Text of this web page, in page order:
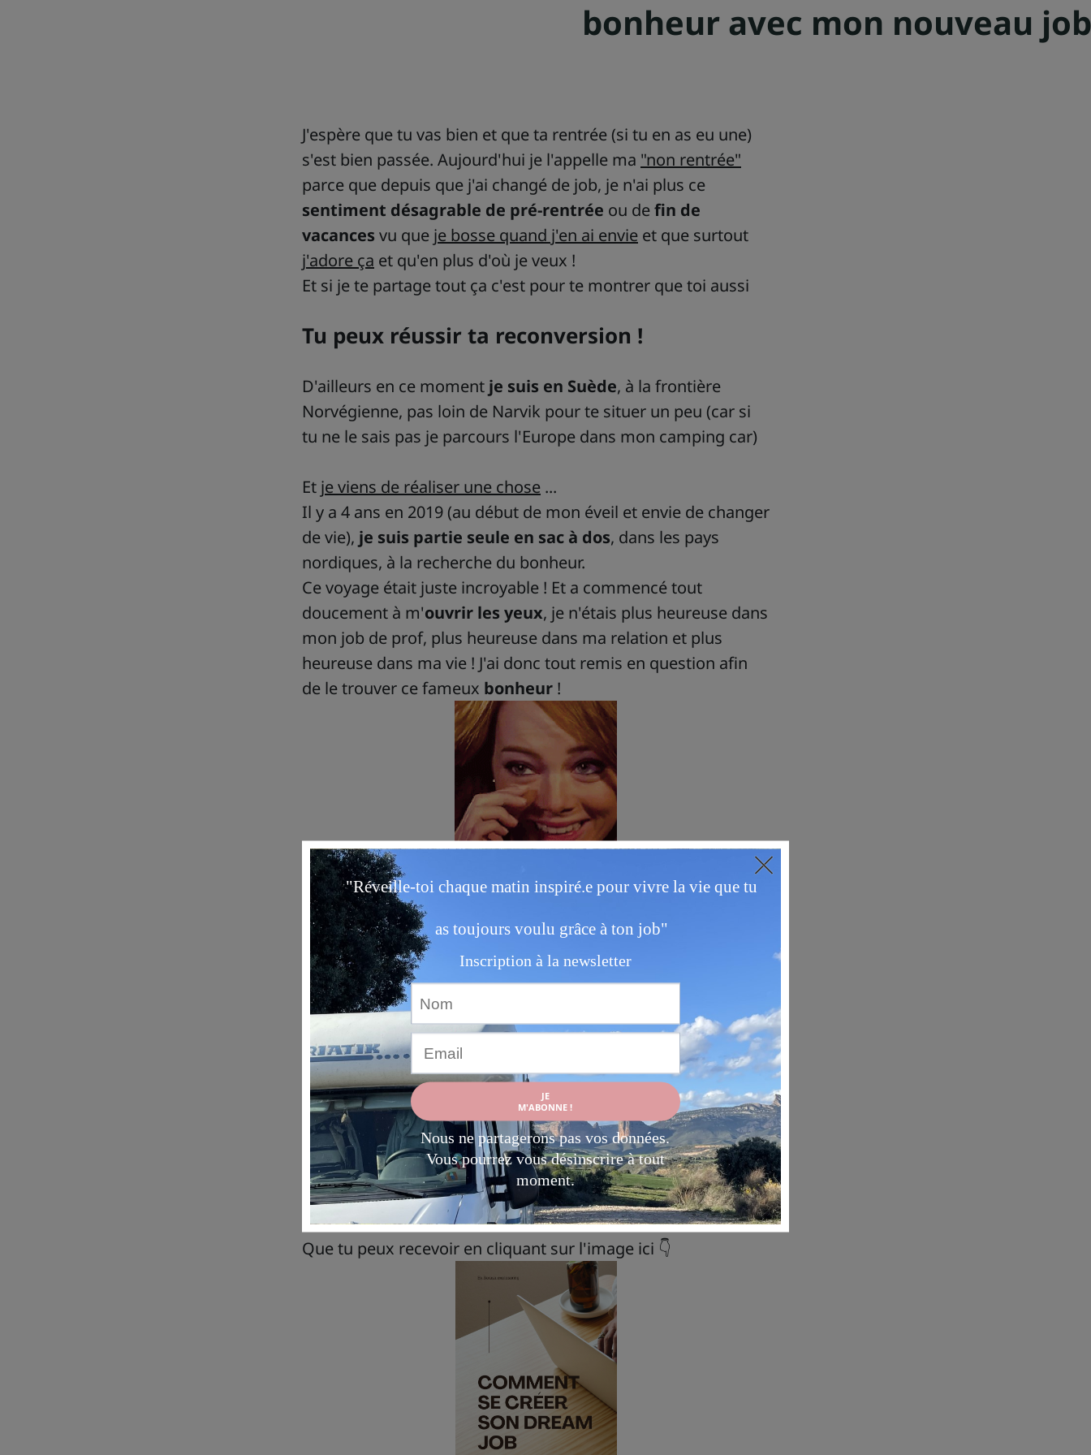
bonheur avec mon nouveau job
J'espère que tu vas bien et que ta rentrée (si tu en as eu une)
s'est bien passée. Aujourd'hui je l'appelle ma "non rentrée"
parce que depuis que j'ai changé de job, je n'ai plus ce
sentiment désagrable de pré-rentrée ou defin de
vacances vu que je bosse quand j'en ai envie et que surtout
j'adore ça et qu'en plus d'où je veux !
Et si je te partage tout ça c'est pour te montrer que toi aussi
Tu peux réussir ta reconversion !
D'ailleurs en ce moment je suis en Suède, à la frontière
Norvégienne, pas loin de Narvik pour te situer un peu (car si
tu ne le sais pas je parcours l'Europe dans mon camping car)
Et je viens de réaliser une chose ...
Il y a 4 ans en 2019 (au début de mon éveil et envie de changer
de vie), je suis partie seule en sac à dos, dans les pays
nordiques, à la recherche du bonheur.
Ce voyage était juste incroyable ! Et a commencé tout
doucement à m'ouvrir les yeux, je n'étais plus heureuse dans
mon job de prof, plus heureuse dans ma relation et plus
heureuse dans ma vie ! J'ai donc tout remis en question afin
de le trouver ce fameux bonheur !
Et puis c'est vrai que l'on dit que le bonheur n'est pas la
destination mais le chemin et pourtant, je réalisais il y a
quelques jours, dans le fin fond d'une réserve naturelle
suédoise que me voilà à nouveau sur ces terres nordiques,
4ans plus tard avec mon bonheur à moi.
Vivant
enfin la vie dont je rêve, accompagnée de mon chéri,
de mon petit carlin, parcourant l'Europe et réalisant un job
que j'adore.
Tout ce que je recherchais
quand je suis partie seule en sac
à dos.
Tout à commencé à se réaliser quand j'ai trouver ma voie et
pour t'aider à ton tourà trouver la tienne, je t'ai créer unE-
BOOK GRATUIT! "Comment réaliser ton dream job"
Que tu peux recevoir en cliquant sur l'image ici 👇